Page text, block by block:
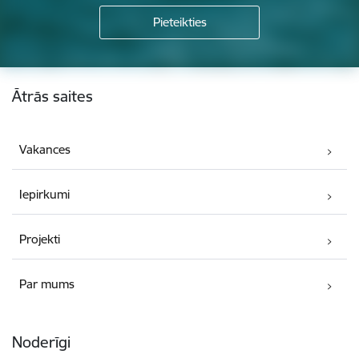
Kājene
Ātrās saites
Vakances
Iepirkumi
Projekti
Par mums
Noderīgi